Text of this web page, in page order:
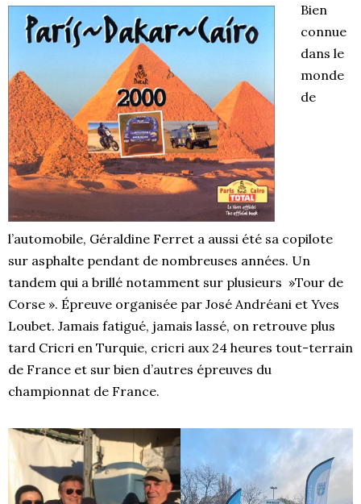
Bien
connue
dans le
monde
de
l’automobile, Géraldine Ferret a aussi été sa copilote
sur asphalte pendant de nombreuses années. Un
tandem qui a brillé notamment sur plusieurs »Tour de
Corse ». Épreuve organisée par José Andréani et Yves
Loubet. Jamais fatigué, jamais lassé, on retrouve plus
tard Cricri en Turquie, cricri aux 24 heures tout-terrain
de France et sur bien d’autres épreuves du
championnat de France.